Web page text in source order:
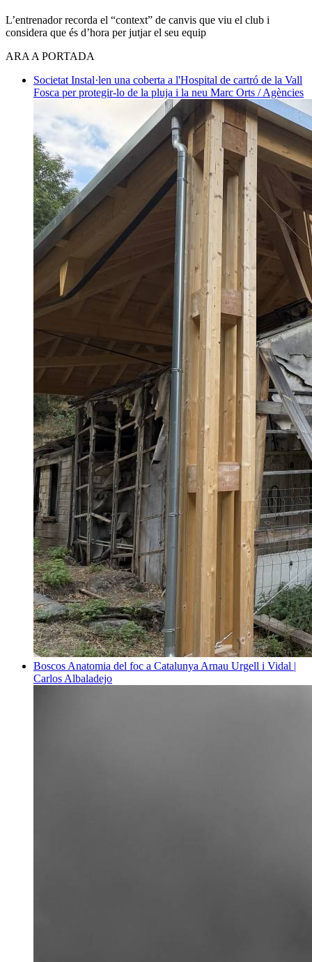
L’entrenador recorda el “context” de canvis que viu el club i
considera que és d’hora per jutjar el seu equip
ARA A PORTADA
Societat Instal·len una coberta a l'Hospital de cartró de la Vall
Fosca per protegir-lo de la pluja i la neu Marc Orts / Agències
Boscos Anatomia del foc a Catalunya Arnau Urgell i Vidal |
Carlos Albaladejo